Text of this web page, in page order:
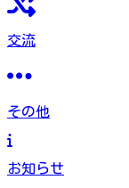
交流
その他
お知らせ